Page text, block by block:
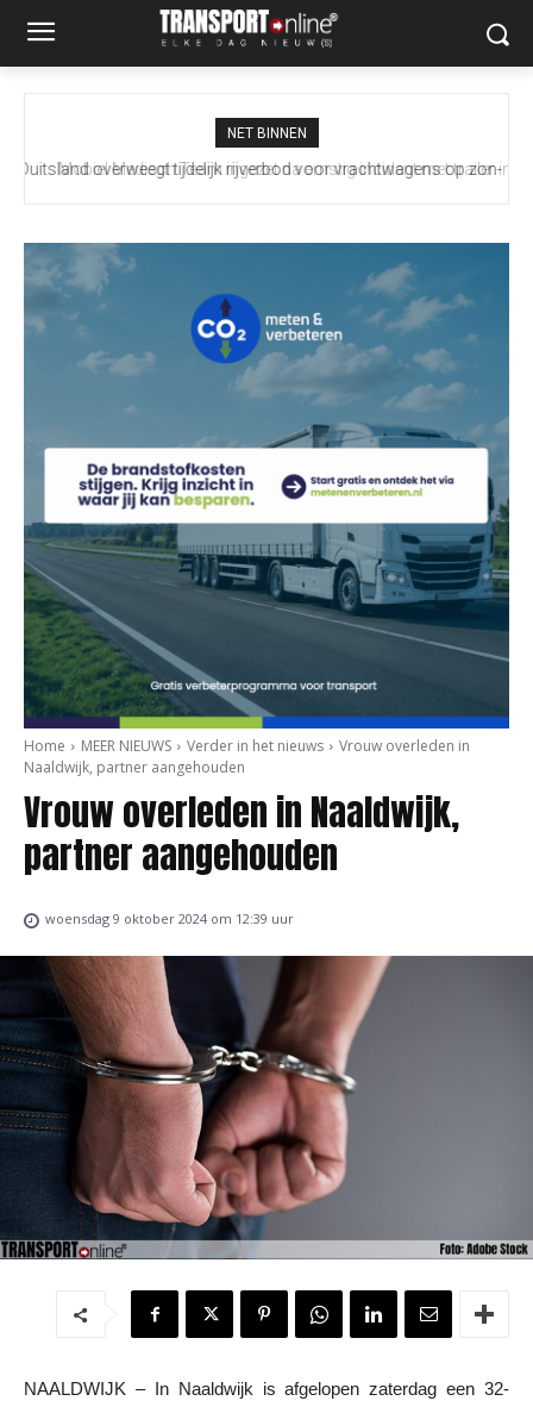
NET BINNEN
Mobiel Medisch Team ingezet na ernstig incident met trailer in
Home MEER NIEUWS Verder in het nieuws
Vrouw overleden in
Naaldwijk, partner aangehouden
Vrouw overleden in Naaldwijk,
partner aangehouden
woensdag 9 oktober 2024 om 12:39 uur
NAALDWIJK – In Naaldwijk is afgelopen zaterdag een 32-